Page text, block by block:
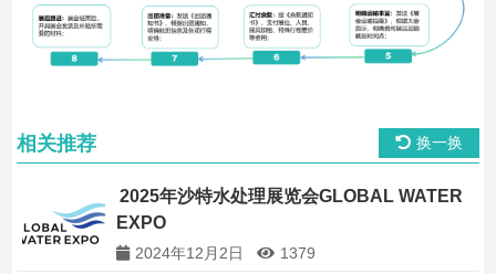
相关推荐 换一换
2025年沙特水处理展览会GLOBAL WATER
EXPO
2024年12月2日
1379